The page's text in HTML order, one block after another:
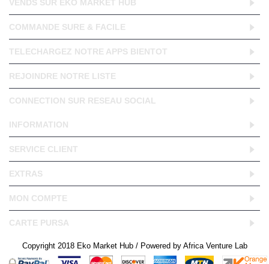
VENDS SUR EKO MARKET HUB
COMMANDE SURE & FACILE
TELECHARGEZ NOTRE APPS BIENTOT
REJOINDRE NOTRE LISTE
CONNECTION SUR RESEAU SOCIAL
INFORMATION
SERVICE CLIENT
EXTRAS
MON COMPTE
CARTE PURSA
Copyright 2018 Eko Market Hub / Powered by Africa Venture Lab